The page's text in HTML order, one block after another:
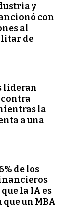
y
con
al
de
lideran
la
a una
de los
la IA es
un MBA